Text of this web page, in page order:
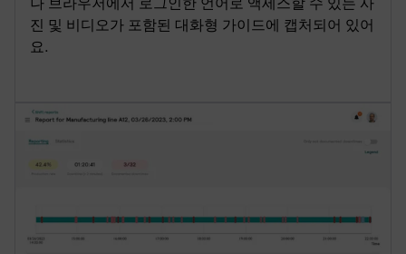
진 및 비디오가 포함된 대화형 가이드에 캡처되어 있어
요.